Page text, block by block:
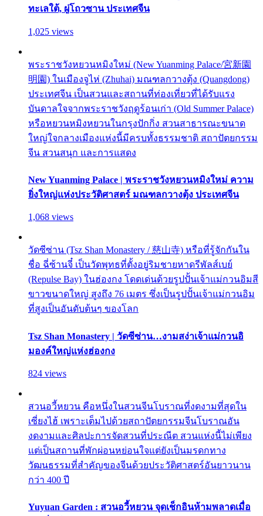
ทะเลใต้, ผู่โถวซาน ประเทศจีน
1,025 views
พระราชวังหยวนหมิงใหม่ (New Yuanming Palace/宮新園
明園) ในเมืองจูไห่ (Zhuhai) มณฑลกวางตุ้ง (Quangdong)
ประเทศจีน เป็นสวนและสถานที่ท่องเที่ยวที่ได้รับแรง
บันดาลใจจากพระราชวังฤดูร้อนเก่า (Old Summer Palace)
หรือหยวนหมิงหยวนในกรุงปักกิ่ง สวนสาธารณะขนาด
ใหญ่ใจกลางเมืองแห่งนี้มีครบทั้งธรรมชาติ สถาปัตยกรรม
จีน สวนสนุก และการแสดง
New Yuanming Palace | พระราชวังหยวนหมิงใหม่ ความ
ยิ่งใหญ่แห่งประวัติศาสตร์ มณฑลกวางตุ้ง ประเทศจีน
1,068 views
วัดซีซ่าน (Tsz Shan Monastery / 慈山寺) หรือที่รู้จักกันใน
ชื่อ ฉี่ซ้านจี๋ เป็นวัดพุทธที่ตั้งอยู่ริมชายหาดรีพัลส์เบย์
(Repulse Bay) ในฮ่องกง โดดเด่นด้วยรูปปั้นเจ้าแม่กวนอิมสี
ขาวขนาดใหญ่ สูงถึง 76 เมตร ซึ่งเป็นรูปปั้นเจ้าแม่กวนอิม
ที่สูงเป็นอันดับต้นๆ ของโลก
Tsz Shan Monastery | วัดซีซ่าน…งามสง่าเจ้าแม่กวนอิ
มองค์ใหญ่แห่งฮ่องกง
824 views
สวนอวี้หยวน คือหนึ่งในสวนจีนโบราณที่งดงามที่สุดใน
เซี่ยงไฮ้ เพราะเต็มไปด้วยสถาปัตยกรรมจีนโบราณอัน
งดงามและศิลปะการจัดสวนที่ประณีต สวนแห่งนี้ไม่เพียง
แต่เป็นสถานที่พักผ่อนหย่อนใจแต่ยังเป็นมรดกทาง
วัฒนธรรมที่สำคัญของจีนด้วยประวัติศาสตร์อันยาวนาน
กว่า 400 ปี
Yuyuan Garden : สวนอวี้หยวน จุดเช็กอินห้ามพลาดเมื่อ